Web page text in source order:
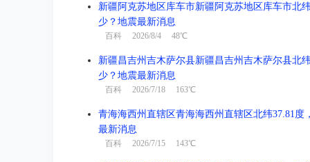
新疆阿克苏地区库车市新疆阿克苏地区库车市北
少？地震最新消息
百科 2026/8/4 48℃
新疆昌吉州吉木萨尔县新疆昌吉州吉木萨尔县北
少？地震最新消息
百科 2026/7/18 163℃
青海海西州直辖区青海海西州直辖区北纬37.81度
最新消息
百科 2026/7/15 143℃